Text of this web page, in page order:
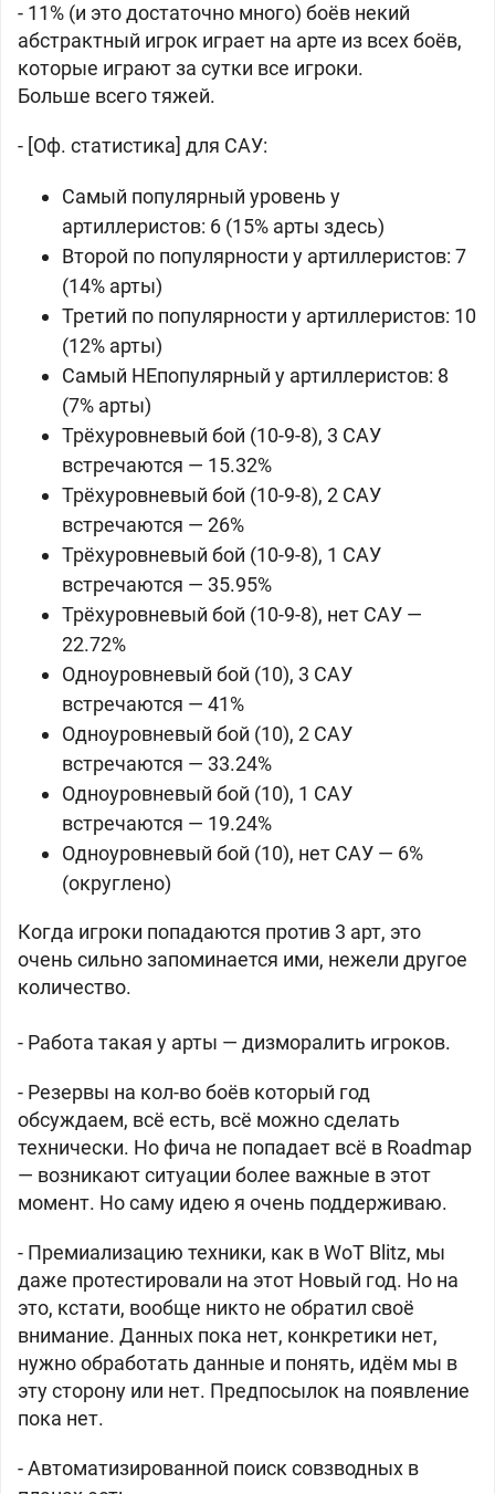
- 11% (и это достаточно много) боёв некий
абстрактный игрок играет на арте из всех боёв,
которые играют за сутки все игроки.
Больше всего тяжей.
- [Оф. статистика] для САУ:
Самый популярный уровень у
артиллеристов: 6 (15% арты здесь)
Второй по популярности у артиллеристов: 7
(14% арты)
Третий по популярности у артиллеристов: 10
(12% арты)
Самый НЕпопулярный у артиллеристов: 8
(7% арты)
Трёхуровневый бой (10-9-8), 3 САУ
встречаются — 15.32%
Трёхуровневый бой (10-9-8), 2 САУ
встречаются — 26%
Трёхуровневый бой (10-9-8), 1 САУ
встречаются — 35.95%
Трёхуровневый бой (10-9-8), нет САУ —
22.72%
Одноуровневый бой (10), 3 САУ
встречаются — 41%
Одноуровневый бой (10), 2 САУ
встречаются — 33.24%
Одноуровневый бой (10), 1 САУ
встречаются — 19.24%
Одноуровневый бой (10), нет САУ — 6%
(округлено)
Когда игроки попадаются против 3 арт, это
очень сильно запоминается ими, нежели другое
количество.
- Работа такая у арты — дизморалить игроков.
- Резервы на кол-во боёв который год
обсуждаем, всё есть, всё можно сделать
технически. Но фича не попадает всё в Roadmap
— возникают ситуации более важные в этот
момент. Но саму идею я очень поддерживаю.
- Премиализацию техники, как в WoT Blitz, мы
даже протестировали на этот Новый год. Но на
это, кстати, вообще никто не обратил своё
внимание. Данных пока нет, конкретики нет,
нужно обработать данные и понять, идём мы в
эту сторону или нет. Предпосылок на появление
пока нет.
- Автоматизированной поиск совзводных в